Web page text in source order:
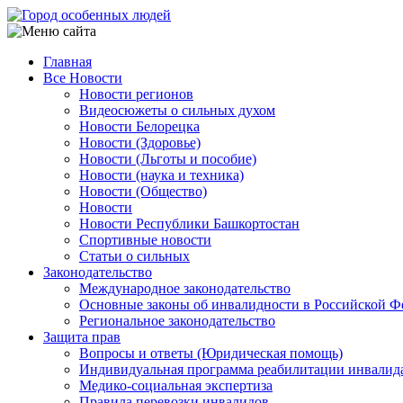
Перейти
к
содержанию
Main
navigation
Главная
Все Новости
Новости регионов
Видеосюжеты о сильных духом
Новости Белорецка
Новости (Здоровье)
Новости (Льготы и пособие)
Новости (наука и техника)
Новости (Общество)
Новости
Новости Республики Башкортостан
Спортивные новости
Статьи о сильных
Законодательство
Международное законодательство
Основные законы об инвалидности в Российской
Региональное законодательство
Защита прав
Вопросы и ответы (Юридическая помощь)
Индивидуальная программа реабилитации
Медико-социальная экспертиза